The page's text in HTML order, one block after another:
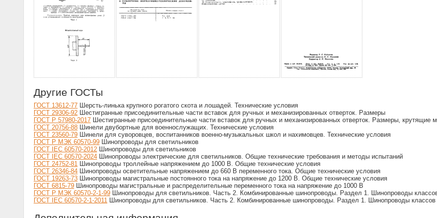
Другие ГОСТы
ГОСТ 13612-77 Шерсть-линька крупного рогатого скота и лошадей. Технические условия
ГОСТ 29306-92 Шестигранные присоединительные части вставок для ручных и механизированных отверток. Размеры
ГОСТ Р 57980-2017 Шестигранные присоединительные части вставок для ручных и механизированных отверток. Размеры, крутящие
ГОСТ 20756-88 Шинели двубортные для военнослужащих. Технические условия
ГОСТ 23560-79 Шинели для суворовцев, воспитанников военно-музыкальных школ и нахимовцев. Технические условия
ГОСТ Р МЭК 60570-99 Шинопроводы для светильников
ГОСТ IEC 60570-2012 Шинопроводы для светильников
ГОСТ IEC 60570-2024 Шинопроводы электрические для светильников. Общие технические требования и методы испытаний
ГОСТ 24752-81 Шинопроводы троллейные напряжением до 1000 В. Общие технические условия
ГОСТ 26346-84 Шинопроводы осветительные напряжением до 660 В переменного тока. Общие технические условия
ГОСТ 19263-73 Шинопроводы магистральные постоянного тока на напряжение до 1200 В. Общие технические условия
ГОСТ 6815-79 Шинопроводы магистральные и распределительные переменного тока на напряжение до 1000 В
ГОСТ Р МЭК 60570-2-1-99 Шинопроводы для светильников. Часть 2. Комбинированные шинопроводы. Раздел 1. Шинопроводы
ГОСТ IEC 60570-2-1-2011 Шинопроводы для светильников. Часть 2. Комбинированные шинопроводы. Раздел 1. Шинопроводы классов